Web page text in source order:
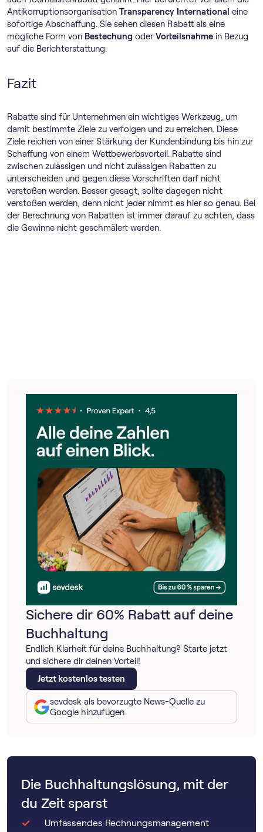
Sichere dir 60% Rabatt auf deine
Buchhaltung
Endlich Klarheit für deine Buchhaltung? Starte jetzt
und sichere dir deinen Vorteil!
Jetzt kostenlos testen
sevdesk als bevorzugte News-Quelle zu
Google hinzufügen
Antikorruptionsorganisation Transparency International eine
sofortige Abschaffung. Sie sehen diesen Rabatt als eine
mögliche Form von Bestechung oderVorteilsnahme in Bezug
auf die Berichterstattung.
Fazit
Rabatte sind für Unternehmen ein wichtiges Werkzeug, um
damit bestimmte Ziele zu verfolgen und zu erreichen. Diese
Ziele reichen von einer Stärkung der Kundenbindung bis hin zur
Schaffung von einem Wettbewerbsvorteil. Rabatte sind
zwischen zulässigen und nicht zulässigen Rabatten zu
unterscheiden und gegen diese Vorschriften darf nicht
verstoßen werden. Besser gesagt, sollte dagegen nicht
verstoßen werden, denn nicht jeder nimmt es hier so genau. Bei
der Berechnung von Rabatten ist immer darauf zu achten, dass
die Gewinne nicht geschmälert werden.
Die Buchhaltungslösung, mit der
du Zeit sparst
Umfassendes Rechnungsmanagement